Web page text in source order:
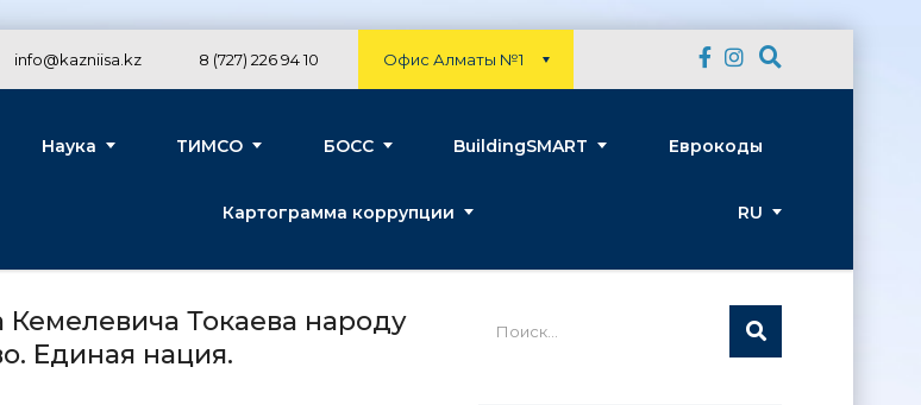
Офис Алматы №1
info@kazniisa.kz 8 (727) 226 94 10
Наука ТИМСО БОСС BuildingSMART Еврокоды
Картограмма коррупции RU
Токаева народу
Единая нация.